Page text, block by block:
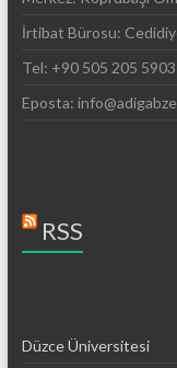
İrtibat Bürosu:
Tel: +90 505 205 5903
Eposta:
RSS
Düzce Üniversitesi